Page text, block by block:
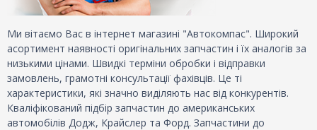
Ми вітаємо Вас в інтернет магазині "Автокомпас". Широкий
асортимент наявності оригінальних запчастин і їх аналогів за
низькими цінами. Швидкі терміни обробки і відправки
замовлень, грамотні консультації фахівців. Це ті
характеристики, які значно виділяють нас від конкурентів.
Кваліфікований підбір запчастин до американських
автомобілів Додж, Крайслер та Форд. Запчастини до